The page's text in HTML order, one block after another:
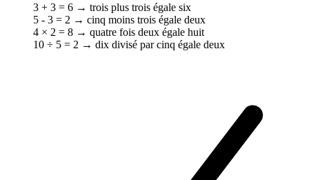
3 + 3 = 6 → trois plus trois égale six
5 - 3 = 2 → cinq moins trois égale deux
4 × 2 = 8 → quatre fois deux égale huit
10 ÷ 5 = 2 → dix divisé par cinq égale deux